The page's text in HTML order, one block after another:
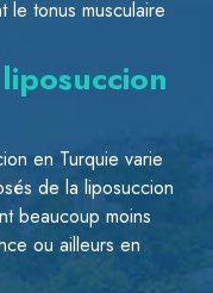
tonus musculaire
en Turquie varie
de la liposuccion
beaucoup moins
ou ailleurs en